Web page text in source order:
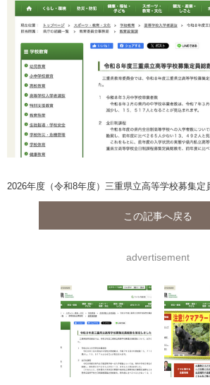
2026年度（令和8年度）三重県立高等学校募集定
この記事へ戻る
advertisement